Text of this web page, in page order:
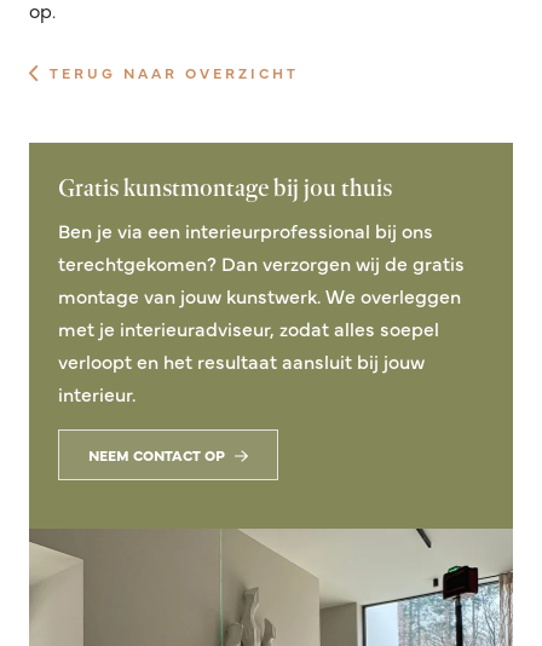
op.
TERUG NAAR OVERZICHT
Gratis kunstmontage bij jou thuis
Ben je via een interieurprofessional bij ons
terechtgekomen? Dan verzorgen wij de gratis
montage van jouw kunstwerk. We overleggen
met je interieuradviseur, zodat alles soepel
verloopt en het resultaat aansluit bij jouw
interieur.
NEEM CONTACT OP